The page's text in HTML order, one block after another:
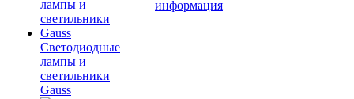
Светодиодные
лампы и
светильники
Gauss
информация